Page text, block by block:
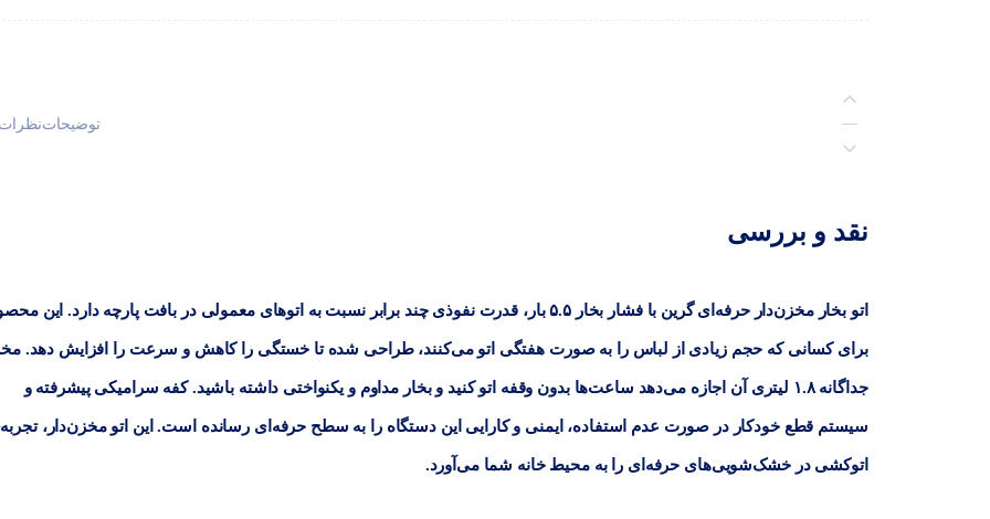
نظرات (0)
توضیحاتنظرات
نقد و بررسی
اتو بخار مخزن‌دار حرفه‌ای گرین با فشار بخار ۵.۵ بار، قدرت نفوذی چند برابر نسبت به اتوهای معمولی در بافت پارچه دارد. این
برای کسانی که حجم زیادی از لباس را به صورت هفتگی اتو می‌کنند، طراحی شده تا خستگی را کاهش و سرعت را افزایش دهد.
جداگانه ۱.۸ لیتری آن اجازه می‌دهد ساعت‌ها بدون وقفه اتو کنید و بخار مداوم و یکنواختی داشته باشید. کفه سرامیکی پیشرفته و
سیستم قطع خودکار در صورت عدم استفاده، ایمنی و کارایی این دستگاه را به سطح حرفه‌ای رسانده است. این اتو مخزن‌دار،
اتوکشی در خشک‌شویی‌های حرفه‌ای را به محیط خانه شما می‌آورد.